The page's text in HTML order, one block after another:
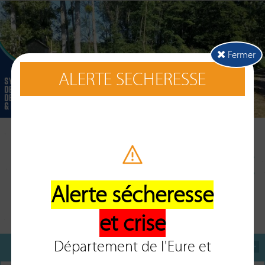
Les inondations, qu'est-ce
que c'est?
Le fonctionnement d'une crue
Fermer
ALERTE SECHERESSE
Alerte sécheresse
et crise
Département de l'Eure et